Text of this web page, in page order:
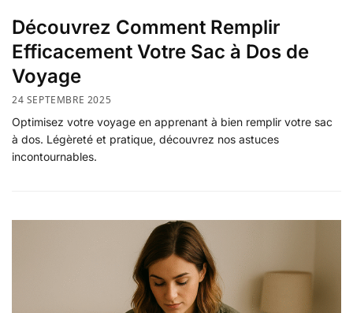
Découvrez Comment Remplir
Efficacement Votre Sac à Dos de
Voyage
24 SEPTEMBRE 2025
Optimisez votre voyage en apprenant à bien remplir votre sac
à dos. Légèreté et pratique, découvrez nos astuces
incontournables.